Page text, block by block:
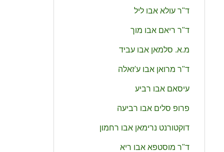
ד‭"‬ר עולא אבו‭ ‬ליל
ד‭"‬ר ריאם אבו‭ ‬מוך
מ‭.‬א‭.‬ סלמאן אבו‭ ‬עביד
ד‭"‬ר מרואן אבו‭ ‬ע‭'‬זאלה
עיסאם אבו‭ ‬רביע
פרופ סלים אבו‭ ‬רביעה
דוקטורנט נרימאן אבו‭ ‬רחמון
ד‭"‬ר מוסטפא אבו‭ ‬ריא